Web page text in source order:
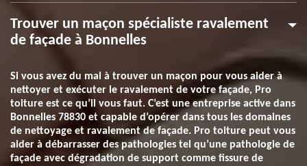
Trouver un maçon spécialiste ravalement
de façade à Bonnelles
Si vous avez du mal à trouver un maçon pour vous aider à
nettoyer et exécuter le ravalement de votre façade, Pro
toiture est ce qu’il vous faut. C’est une entreprise active dans
Bonnelles 78830 et capable d’opérer dans tous les domaines
de nettoyage et ravalement de façade. Pro toiture peut vous
aider à débarrasser des pathologies tel qu’une pathologie de
façade avec dégradation de support comme fissure de